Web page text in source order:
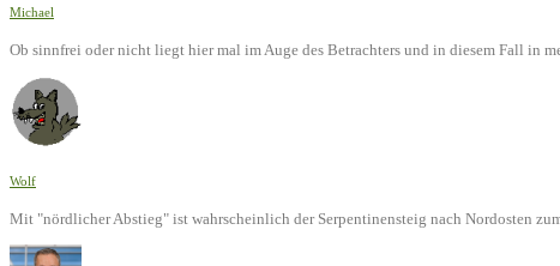
Michael
Ob sinnfrei oder nicht liegt hier mal im Auge des Betrachters und in diesem Fall in
Wolf
Mit "nördlicher Abstieg" ist wahrscheinlich der Serpentinensteig nach Nordosten